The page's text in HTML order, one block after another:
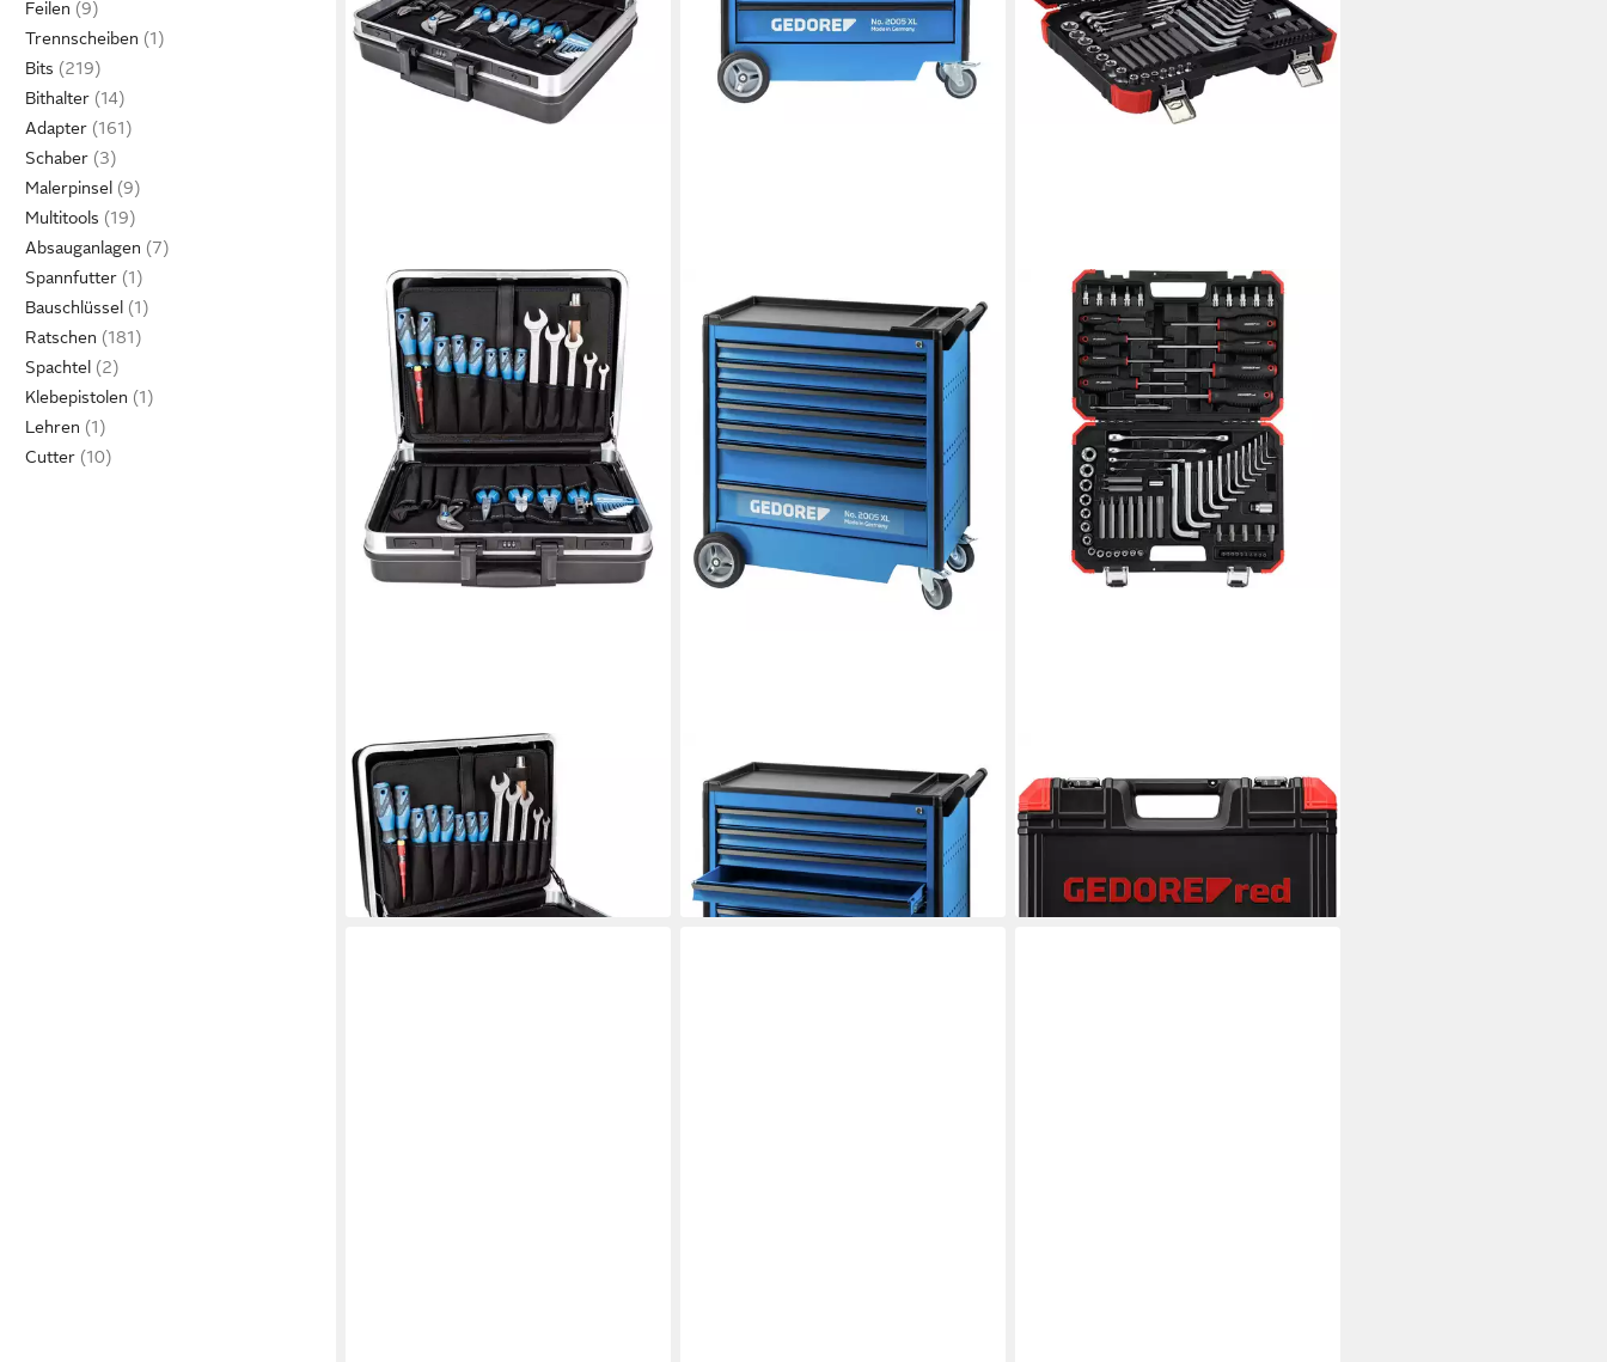
Feilen
Trennscheiben
Bits
Bithalter
Adapter
Schaber
Malerpinsel
Multitools
Absauganlagen
Spannfutter
Bauschlüssel
Ratschen
Spachtel
Klebepistolen
Lehren
Cutter
GEDORE
Werkzeugset
710,18 €
lieferbar - in 3-4 Werktagen bei dir
GEDORE
Werkzeugkoffer 2005 XL 0520
Werkzeugwagen mit 7 Schubladen
3.257,00 €
lieferbar - in 4-5 Werktagen bei dir
Werkzeugset GEDORE Red
Sechsrund-Schraubwerkzeugsatz,
1/4" +, (75-tlg)
lieferbar - in 3-4 Werktagen bei dir